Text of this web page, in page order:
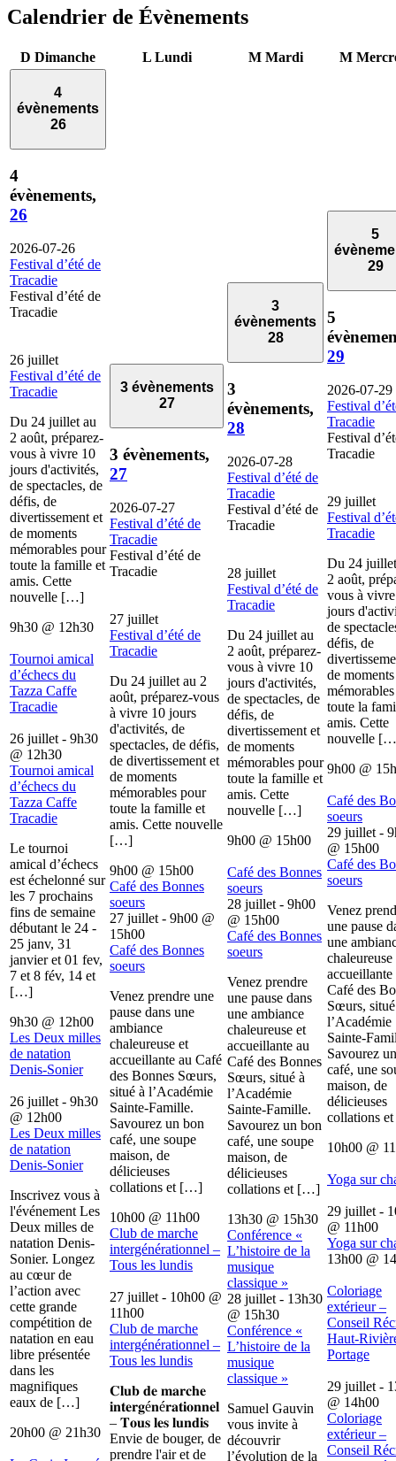
Calendrier de Évènements
D Dimanche L Lundi M Mardi M
4
évènements
26
4
évènements,
26
2026-07-26
Festival d’été de
Tracadie
Festival d’été de
Tracadie
26 juillet
Festival d’été de
Tracadie
Du 24 juillet au
2 août, préparez-
vous à vivre 10
jours d'activités,
de spectacles, de
défis, de
divertissement et
de moments
mémorables pour
toute la famille et
amis. Cette
nouvelle […]
9h30 @ 12h30
Tournoi amical
d’échecs du
Tazza Caffe
Tracadie
26 juillet - 9h30
@ 12h30
Tournoi amical
d’échecs du
Tazza Caffe
Tracadie
Le tournoi
amical d’échecs
est échelonné sur
les 7 prochains
fins de semaine
débutant le 24 -
25 janv, 31
janvier et 01 fev,
7 et 8 fév, 14 et
[…]
9h30 @ 12h00
Les Deux milles
de natation
Denis-Sonier
26 juillet - 9h30
@ 12h00
Les Deux milles
de natation
Denis-Sonier
Inscrivez vous à
l'événement Les
Deux milles de
natation Denis-
Sonier. Longez
au cœur de
l’action avec
cette grande
compétition de
natation en eau
libre présentée
dans les
magnifiques
eaux de […]
20h00 @ 21h30
3 évènements
27
3 évènements,
27
2026-07-27
Festival d’été de
Tracadie
Festival d’été de
Tracadie
27 juillet
Festival d’été de
Tracadie
Du 24 juillet au 2
août, préparez-vous
à vivre 10 jours
d'activités, de
spectacles, de défis,
de divertissement et
de moments
mémorables pour
toute la famille et
amis. Cette nouvelle
[…]
9h00 @ 15h00
Café des Bonnes
soeurs
27 juillet - 9h00 @
15h00
Café des Bonnes
soeurs
Venez prendre une
pause dans une
ambiance
chaleureuse et
accueillante au Café
des Bonnes Sœurs,
situé à l’Académie
Sainte-Famille.
Savourez un bon
café, une soupe
maison, de
délicieuses
collations et […]
10h00 @ 11h00
Club de marche
intergénérationnel –
Tous les lundis
27 juillet - 10h00 @
11h00
Club de marche
intergénérationnel –
Tous les lundis
𝐂𝐥𝐮𝐛 𝐝𝐞 𝐦𝐚𝐫𝐜𝐡𝐞
𝐢𝐧𝐭𝐞𝐫𝐠é𝐧é𝐫𝐚𝐭𝐢𝐨𝐧𝐧𝐞𝐥
– 𝐓𝐨𝐮𝐬 𝐥𝐞𝐬 𝐥𝐮𝐧𝐝𝐢𝐬
Envie de bouger, de
prendre l'air et de
3
évènements
28
3
évènements,
28
2026-07-28
Festival d’été de
Tracadie
Festival d’été de
Tracadie
28 juillet
Festival d’été de
Tracadie
Du 24 juillet au
2 août, préparez-
vous à vivre 10
jours d'activités,
de spectacles, de
défis, de
divertissement et
de moments
mémorables pour
toute la famille et
amis. Cette
nouvelle […]
9h00 @ 15h00
Café des Bonnes
soeurs
28 juillet - 9h00
@ 15h00
Café des Bonnes
soeurs
Venez prendre
une pause dans
une ambiance
chaleureuse et
accueillante au
Café des Bonnes
Sœurs, situé à
l’Académie
Sainte-Famille.
Savourez un bon
café, une soupe
maison, de
délicieuses
collations et […]
13h30 @ 15h30
Conférence «
L’histoire de la
musique
classique »
28 juillet - 13h30
@ 15h30
Conférence «
L’histoire de la
musique
classique »
Samuel Gauvin
vous invite à
découvrir
l’évolution de la
5
29
5
29
2026-07-29
Festival
Tracadie
Festival
Tracadie
29 juillet
Festival
Tracadie
Du 24
2 août,
vous à
jours
de
défis, de
de moments
toute la
amis. Cette
nouvelle
9h00 @
Café des
soeurs
29 juillet -
@ 15h00
Café des
soeurs
Venez
une pause
une
chaleureuse
accueillante
Café des
Sœurs,
l’Académie
Sainte-
Savourez
café, une
maison, de
délicieuses
collations
10h00 @
Yoga sur
29 juillet -
@ 11h00
Yoga sur
13h00 @
Coloriage
extérieur –
Conseil
Haut-
Portage
29 juillet -
@ 14h00
Coloriage
extérieur –
Conseil